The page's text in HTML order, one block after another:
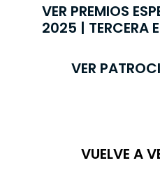
VER PREMIOS
2025 | TERCERA
VER
VUELVE A